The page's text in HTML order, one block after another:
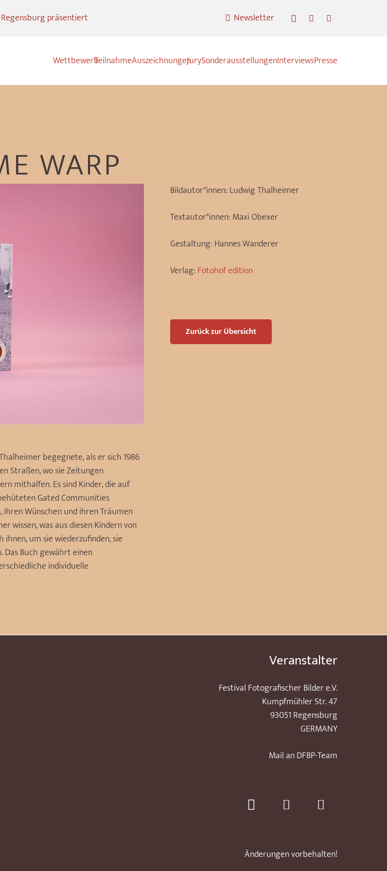
Regensburg präsentiert Newsletter
WettbewerbTeilnahmeAuszeichnungenJurySonderausstellungenInterviewsPresse
WARP
begegnete, als er sich 1986
Straßen, wo sie Zeitungen
mithalfen. Es sind Kinder, die auf
Gated Communities
Wünschen und ihren Träumen
wissen, was aus diesen Kindern von
um sie wiederzufinden, sie
Buch gewährt einen
individuelle
Bildautor*innen: Ludwig Thalheimer
Textautor*innen: Maxi Obexer
Gestaltung: Hannes Wanderer
Verlag: Fotohof edition
Zurück zur Übersicht
Veranstalter
Festival Fotografischer Bilder e.V.
Kumpfmühler Str. 47
93051 Regensburg
GERMANY
Mail an DFBP-Team
Änderungen vorbehalten!